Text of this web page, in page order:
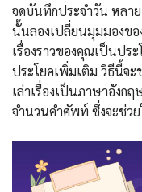
จดบันทึกประจำวัน หลา
นั้นลองเปลี่ยนมุมมองข
เรื่องราวของคุณเป็นปร
ประโยคเพิ่มเติม วิธีนี้จ
เล่าเรื่องเป็นภาษาอังก
จำนวนคำศัพท์ ซึ่งจะช่ว